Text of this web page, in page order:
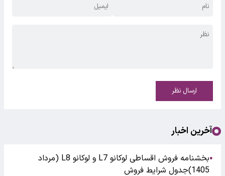
ارسال نظر
آخرین اخبار
●
بخشنامه فروش اقساطی لوکانو L7 و لوکانو L8 (مرداد
1405)جدول شرایط فروش